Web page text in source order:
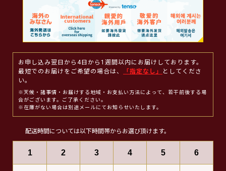
お申し込み翌日から4日から1週間以内にお届けしております。
最短でのお届けをご希望の場合は、
「指定なし」
としてくださ
い。
※天候・諸事情・お届けする地域・お支払い方法によって、若干前後する場
合がございます。ご了承ください。
※在庫がない場合は別途メールにてお知らせいたします。
配送時間については以下時間帯からお選び頂けます。
1 2 3 4 5 6